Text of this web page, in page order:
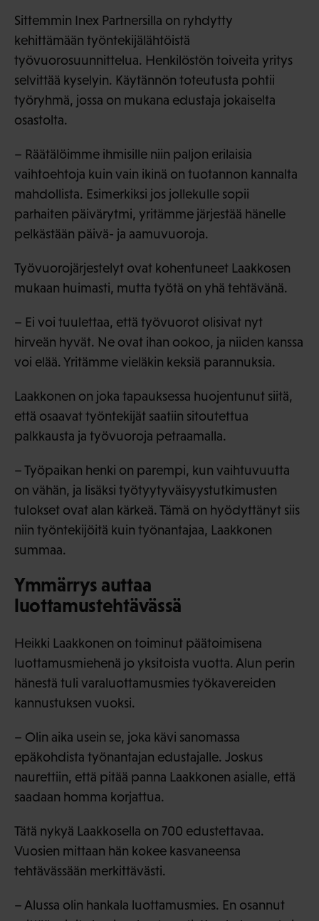
Sittemmin Inex Partnersilla on ryhdytty
kehittämään työntekijälähtöistä
työvuorosuunnittelua. Henkilöstön toiveita yritys
selvittää kyselyin. Käytännön toteutusta pohtii
työryhmä, jossa on mukana edustaja jokaiselta
osastolta.
– Räätälöimme ihmisille niin paljon erilaisia
vaihtoehtoja kuin vain ikinä on tuotannon kannalta
mahdollista. Esimerkiksi jos jollekulle sopii
parhaiten päivärytmi, yritämme järjestää hänelle
pelkästään päivä- ja aamuvuoroja.
Työvuorojärjestelyt ovat kohentuneet Laakkosen
mukaan huimasti, mutta työtä on yhä tehtävänä.
– Ei voi tuulettaa, että työvuorot olisivat nyt
hirveän hyvät. Ne ovat ihan ookoo, ja niiden kanssa
voi elää. Yritämme vieläkin keksiä parannuksia.
Laakkonen on joka tapauksessa huojentunut siitä,
että osaavat työntekijät saatiin sitoutettua
palkkausta ja työvuoroja petraamalla.
– Työpaikan henki on parempi, kun vaihtuvuutta
on vähän, ja lisäksi työtyytyväisyystutkimusten
tulokset ovat alan kärkeä. Tämä on hyödyttänyt siis
niin työntekijöitä kuin työnantajaa, Laakkonen
summaa.
Ymmärrys auttaa
luottamustehtävässä
Heikki Laakkonen on toiminut päätoimisena
luottamusmiehenä jo yksitoista vuotta. Alun perin
hänestä tuli varaluottamusmies työkavereiden
kannustuksen vuoksi.
– Olin aika usein se, joka kävi sanomassa
epäkohdista työnantajan edustajalle. Joskus
naurettiin, että pitää panna Laakkonen asialle, että
saadaan homma korjattua.
Tätä nykyä Laakkosella on 700 edustettavaa.
Vuosien mittaan hän kokee kasvaneensa
tehtävässään merkittävästi.
– Alussa olin hankala luottamusmies. En osannut